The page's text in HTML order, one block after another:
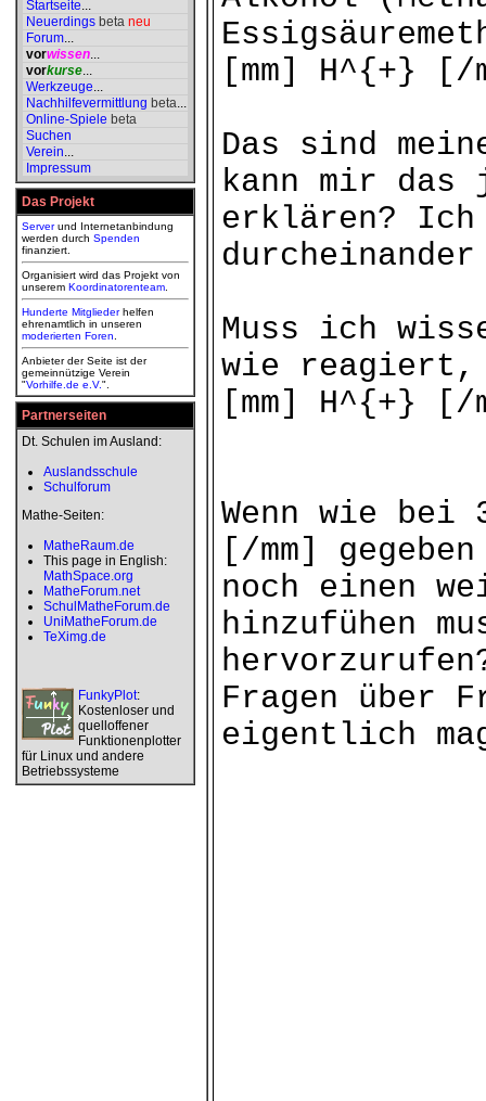
Startseite...
Neuerdings beta neu
Forum...
vorwissen...
vorkurse...
Werkzeuge...
Nachhilfevermittlung beta...
Online-Spiele beta
Suchen
Verein...
Impressum
Das Projekt
Serverund Internetanbindung
werden durch Spenden
finanziert.
Organisiert wird das Projekt von
unserem Koordinatorenteam
Hunderte Mitgliederhelfen
ehrenamtlich in unseren
moderierten Foren
Anbieter der Seite ist der
gemeinnützige Verein
"Vorhilfe.de e.V.".
Partnerseiten
Dt. Schulen im Ausland:
Auslandsschule
Schulforum
Mathe-Seiten:
MatheRaum.de
This page in English:
MathSpace.org
MatheForum.net
SchulMatheForum.de
UniMatheForum.de
TeXimg.de
FunkyPlot:
Kostenloser und
quelloffener
Funktionenplotter
für Linux und andere
Betriebssysteme
[mm] H^{+}
Das sind
kann mir das
erklären? Ich
durcheinander
Muss ich
wie reagiert,
[mm] H^{+}
Wenn wie bei
[/mm]
noch einen
hinzufühen
Fragen über
eigentlich